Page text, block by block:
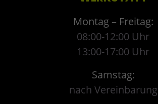
Montag – Freitag:
08:00-12:00 Uhr
13:00-17:00 Uhr
Samstag:
nach Vereinbarung